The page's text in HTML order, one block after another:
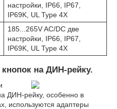
настройки, IP66, IP67,
IP69K, UL Type 4X
185...265V AC/DC две
настройки, IP66, IP67,
IP69K, UL Type 4X
на ДИН-рейку.
ДИН-рейку, особенно в
используются адаптеры